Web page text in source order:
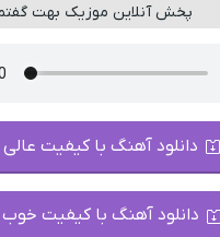
پخش آنلاین موزیک بهت
دانلود آهنگ با کیفیت عالی 320
دانلود آهنگ با کیفیت خوب 128